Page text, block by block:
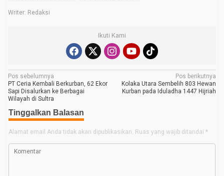
Writer: Redaksi
Ikuti Kami
N
a
v
i
g
a
Pos sebelumnya
PT Ceria Kembali Berkurban, 62 Ekor
Sapi Disalurkan ke Berbagai
Wilayah di Sultra
Pos berikutnya
Kolaka Utara Sembelih 803 Hewan
Kurban pada Iduladha 1447 Hijriah
Tinggalkan Balasan
Alamat email Anda tidak akan dipublikasikan. Ruas yang wajib ditandai *